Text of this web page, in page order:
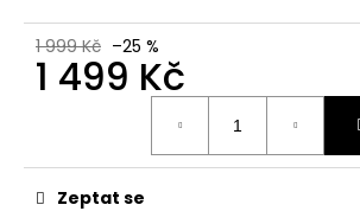
1 999 Kč –25 %
1 499 Kč
Zeptat se
j
e
m
RUN